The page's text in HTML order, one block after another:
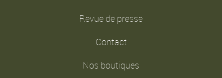
Revue de presse
Contact
Nos boutiques